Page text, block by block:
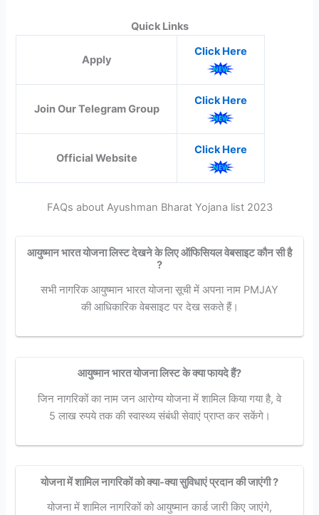
Quick Links
Apply
Click Here
Join Our Telegram Group
Click Here
Official Website
Click Here
FAQs about Ayushman Bharat Yojana list 2023
आयुष्मान भारत योजना लिस्ट देखने के लिए ऑफिसियल वेबसाइट कौन सी है
?
सभी नागरिक आयुष्मान भारत योजना सूची में अपना नाम PMJAY
की आधिकारिक वेबसाइट पर देख सकते हैं।
आयुष्मान भारत योजना लिस्ट के क्या फायदे हैं?
जिन नागरिकों का नाम जन आरोग्य योजना में शामिल किया गया है, वे
5 लाख रुपये तक की स्वास्थ्य संबंधी सेवाएं प्राप्त कर सकेंगे।
योजना में शामिल नागरिकों को क्या-क्या सुविधाएं प्रदान की जाएंगी ?
योजना में शामिल नागरिकों को आयुष्मान कार्ड जारी किए जाएंगे,